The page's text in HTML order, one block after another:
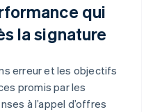
qui
la signature
erreur et les objectifs
promis par les
à l’appel d’offres